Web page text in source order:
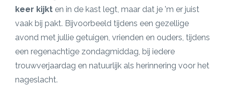
keer kijkt en in de kast legt, maar dat je 'm er juist
vaak bij pakt. Bijvoorbeeld tijdens een gezellige
avond met jullie getuigen, vrienden en ouders, tijdens
een regenachtige zondagmiddag, bij iedere
trouwverjaardag en natuurlijk als herinnering voor het
nageslacht.